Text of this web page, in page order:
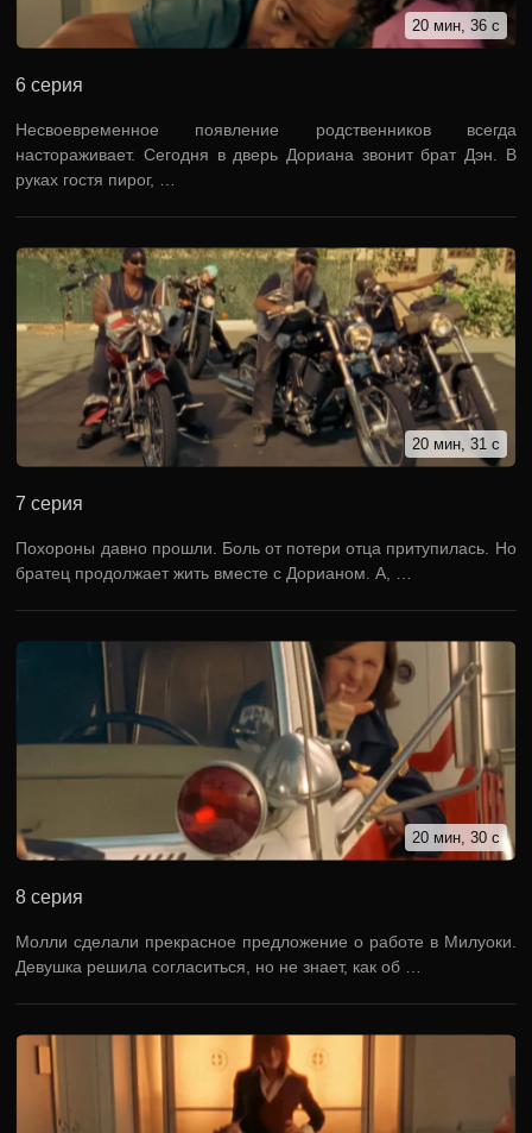
20 мин, 36 с
6 серия
Несвоевременное появление родственников всегда
настораживает. Сегодня в дверь Дориана звонит брат Дэн. В
руках гостя пирог, …
20 мин, 31 с
7 серия
Похороны давно прошли. Боль от потери отца притупилась. Но
братец продолжает жить вместе с Дорианом. А, …
20 мин, 30 с
8 серия
Молли сделали прекрасное предложение о работе в Милуоки.
Девушка решила согласиться, но не знает, как об …